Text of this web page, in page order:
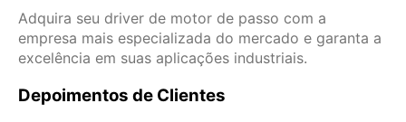
Adquira seu driver de motor de passo com a
empresa mais especializada do mercado e garanta a
excelência em suas aplicações industriais.
Depoimentos de Clientes